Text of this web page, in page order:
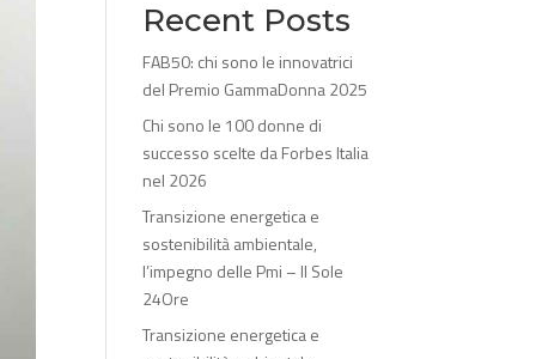
Recent Posts
FAB50: chi sono le innovatrici
del Premio GammaDonna 2025
Chi sono le 100 donne di
successo scelte da Forbes Italia
nel 2026
Transizione energetica e
sostenibilità ambientale,
l’impegno delle Pmi – Il Sole
24Ore
Transizione energetica e